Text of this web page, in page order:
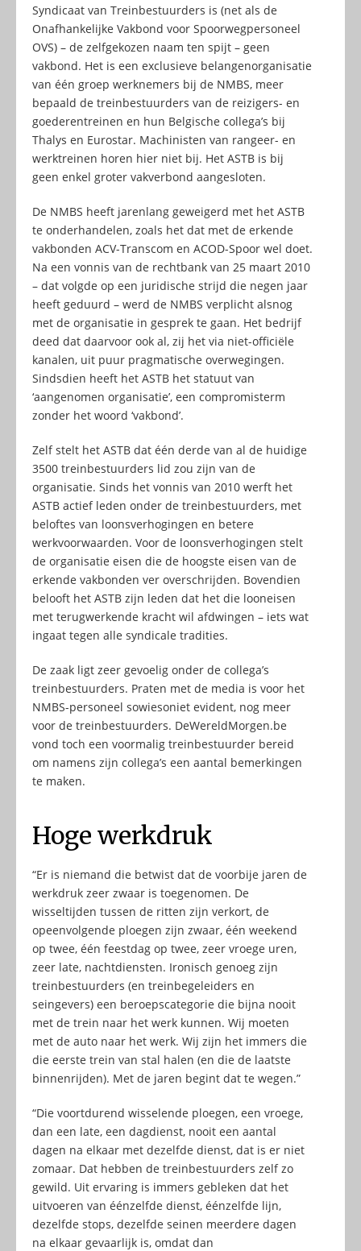
Syndicaat van Treinbestuurders is (net als de
Onafhankelijke Vakbond voor Spoorwegpersoneel
OVS) – de zelfgekozen naam ten spijt – geen
vakbond. Het is een exclusieve belangenorganisatie
van één groep werknemers bij de NMBS, meer
bepaald de treinbestuurders van de reizigers- en
goederentreinen en hun Belgische collega’s bij
Thalys en Eurostar. Machinisten van rangeer- en
werktreinen horen hier niet bij. Het ASTB is bij
geen enkel groter vakverbond aangesloten.
De NMBS heeft jarenlang geweigerd met het ASTB
te onderhandelen, zoals het dat met de erkende
vakbonden ACV-Transcom en ACOD-Spoor wel doet.
Na een vonnis van de rechtbank van 25 maart 2010
– dat volgde op een juridische strijd die negen jaar
heeft geduurd – werd de NMBS verplicht alsnog
met de organisatie in gesprek te gaan. Het bedrijf
deed dat daarvoor ook al, zij het via niet-officiële
kanalen, uit puur pragmatische overwegingen.
Sindsdien heeft het ASTB het statuut van
‘aangenomen organisatie’, een compromisterm
zonder het woord ‘vakbond’.
Zelf stelt het ASTB dat één derde van al de huidige
3500 treinbestuurders lid zou zijn van de
organisatie. Sinds het vonnis van 2010 werft het
ASTB actief leden onder de treinbestuurders, met
beloftes van loonsverhogingen en betere
werkvoorwaarden. Voor de loonsverhogingen stelt
de organisatie eisen die de hoogste eisen van de
erkende vakbonden ver overschrijden. Bovendien
belooft het ASTB zijn leden dat het die looneisen
met terugwerkende kracht wil afdwingen – iets wat
ingaat tegen alle syndicale tradities.
De zaak ligt zeer gevoelig onder de collega’s
treinbestuurders. Praten met de media is voor het
NMBS-personeel sowiesoniet evident, nog meer
voor de treinbestuurders. DeWereldMorgen.be
vond toch een voormalig treinbestuurder bereid
om namens zijn collega’s een aantal bemerkingen
te maken.
Hoge werkdruk
“Er is niemand die betwist dat de voorbije jaren de
werkdruk zeer zwaar is toegenomen. De
wisseltijden tussen de ritten zijn verkort, de
opeenvolgende ploegen zijn zwaar, één weekend
op twee, één feestdag op twee, zeer vroege uren,
zeer late, nachtdiensten. Ironisch genoeg zijn
treinbestuurders (en treinbegeleiders en
seingevers) een beroepscategorie die bijna nooit
met de trein naar het werk kunnen. Wij moeten
met de auto naar het werk. Wij zijn het immers die
die eerste trein van stal halen (en die de laatste
binnenrijden). Met de jaren begint dat te wegen.”
“Die voortdurend wisselende ploegen, een vroege,
dan een late, een dagdienst, nooit een aantal
dagen na elkaar met dezelfde dienst, dat is er niet
zomaar. Dat hebben de treinbestuurders zelf zo
gewild. Uit ervaring is immers gebleken dat het
uitvoeren van éénzelfde dienst, éénzelfde lijn,
dezelfde stops, dezelfde seinen meerdere dagen
na elkaar gevaarlijk is, omdat dan